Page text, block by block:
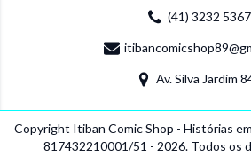
(41) 3232 5367
Av. Silva Jardim
Copyright Itiban Comic Shop - Histórias
817432210001/51 - 2026. Todos os